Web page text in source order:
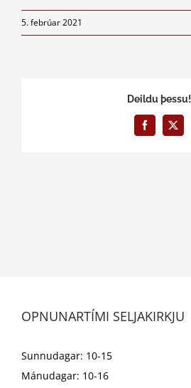
5. febrúar 2021
Deildu þessu!
Facebook
X
OPNUNARTÍMI SELJAKIRKJU
Sunnudagar: 10-15
Mánudagar: 10-16